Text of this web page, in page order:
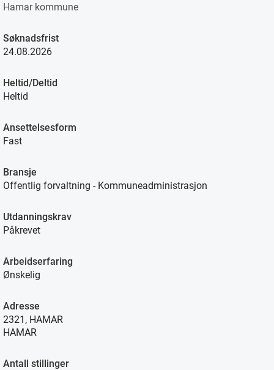
Hamar kommune
Søknadsfrist
24.08.2026
Heltid/Deltid
Heltid
Ansettelsesform
Fast
Bransje
Offentlig forvaltning - Kommuneadministrasjon
Utdanningskrav
Påkrevet
Arbeidserfaring
Ønskelig
Adresse
2321, HAMAR
HAMAR
Antall stillinger